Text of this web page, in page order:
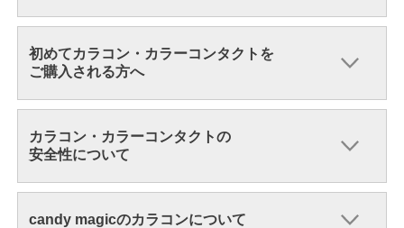
初めてカラコン・カラーコンタクトを
ご購入される方へ
カラコン・カラーコンタクトの
安全性について
candy magicのカラコンについて